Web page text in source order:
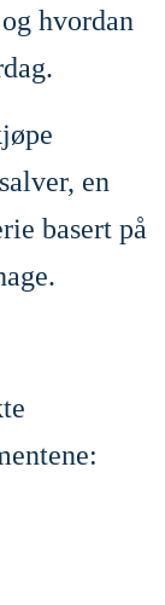
hvordan
en
basert på